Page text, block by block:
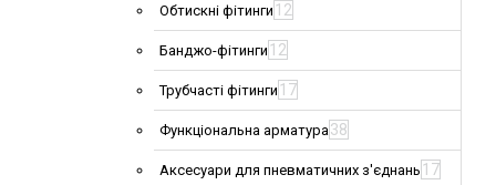
Обтискні фітинги 12
Банджо-фітинги 12
Трубчасті фітинги 17
Функціональна арматура38
Аксесуари для пневматичних з'єднань 17